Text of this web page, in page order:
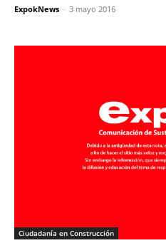
ExpokNews - 3 mayo 2016
Ciudadanía en Construcción